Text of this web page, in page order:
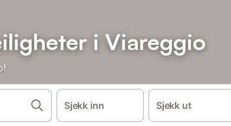
i Viareggio
Sjekk inn Sjekk ut